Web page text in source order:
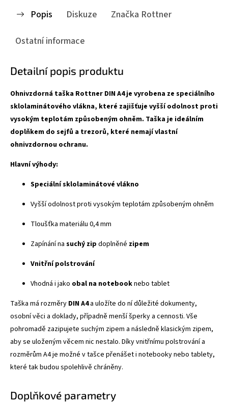
Popis Diskuze Značka Rottner
Ostatní informace
Detailní popis produktu
Ohnivzdorná taška Rottner DIN A4 je vyrobena ze speciálního
sklolaminátového vlákna, které zajišťuje vyšší odolnost proti
vysokým teplotám způsobeným ohněm. Taška je ideálním
doplňkem do sejfů a trezorů, které nemají vlastní
ohnivzdornou ochranu.
Hlavní výhody:
Speciální sklolaminátové vlákno
Vyšší odolnost proti vysokým teplotám způsobeným ohněm
Tloušťka materiálu 0,4 mm
Zapínání na suchý zip doplněné zipem
Vnitřní polstrování
Vhodná i jako obal na notebooknebo tablet
Taška má rozměry DIN A4a uložíte do ní důležité dokumenty,
osobní věci a doklady, případně menší šperky a cennosti. Vše
pohromadě zazipujete suchým zipem a následně klasickým zipem,
aby se uloženým věcem nic nestalo. Díky vnitřnímu polstrování a
rozměrům A4 je možné v tašce přenášet i notebooky nebo tablety,
které tak budou spolehlivě chráněny.
Doplňkové parametry